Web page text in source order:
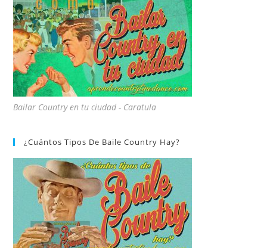
Bailar Country en tu ciudad - Caratula
¿Cuántos Tipos De Baile Country Hay?